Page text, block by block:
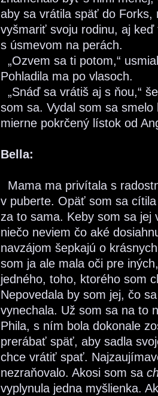
aby sa vrátila späť do Forks,
vyšmariť svoju rodinu, aj
s úsmevom na perách.
„Ozvem sa ti potom,“
Pohladila ma po vlasoch.
„Snáď sa vrátiš aj s ňou,“
som sa. Vydal som sa
mierne pokrčený lístok od
Bella:
Mama ma privítala s
v puberte. Opäť som sa
za to sama. Keby som sa jej
niečo neviem čo aké
navzájom šepkajú o
som ja ale mala oči pre
jedného, toho, ktorého som
Nepovedala by som jej, čo
vynechala. Už som sa na to
Phila, s ním bola dokonale
prerábať späť, aby sadla
chce vrátiť spať.
nezraňovalo. Akosi som sa
vyplynula jedna myšlienka.